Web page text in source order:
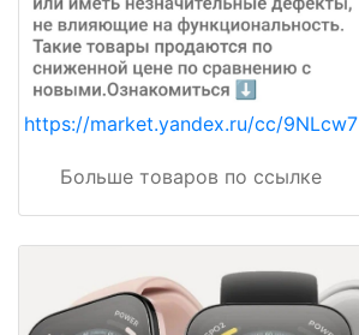
https://market.yandex.ru/cc/9NLcw7
Больше товаров по ссылке